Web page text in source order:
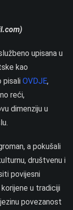
upisana u
kao
pisali OVDJE,
reći,
dimenziju u
a pokušali
društvenu i
povijesni
u tradiciji
povezanost